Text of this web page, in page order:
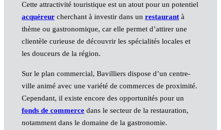
Cette attractivité touristique est un atout pour un potentiel
acquéreurcherchant à investir dans un restaurantà
thème ou gastronomique, car elle permet d’attirer une
clientèle curieuse de découvrir les spécialités locales et
les douceurs de la région.
Sur le plan commercial, Bavilliers dispose d’un centre-
ville animé avec une variété de commerces de proximité.
Cependant, il existe encore des opportunités pour un
fonds de commercedans le secteur de la restauration,
notamment dans le domaine de la gastronomie.